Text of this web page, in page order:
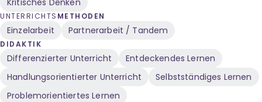
Kritisches Denken
UNTERRICHTS METHODEN
Einzelarbeit Partnerarbeit / Tandem
DIDAKTIK
Differenzierter Unterricht
Entdeckendes Lernen
Handlungsorientierter Unterricht
Selbstständiges Lernen
Problemorientiertes Lernen